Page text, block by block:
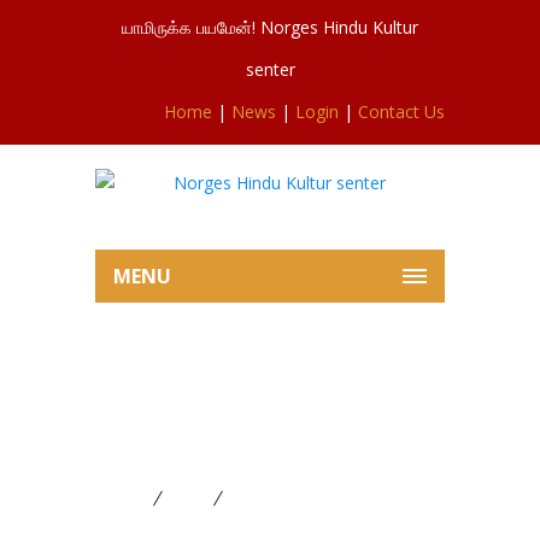
யாமிருக்க பயமேன்! Norges Hindu Kultur
senter
Home | News | Login | Contact Us
MENU